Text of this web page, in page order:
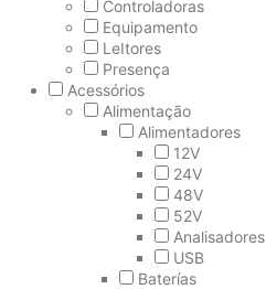
Controladoras
Equipamento
LeItores
Presença
Acessórios
Alimentação
Alimentadores
12V
24V
48V
52V
Analisadores
USB
Baterías